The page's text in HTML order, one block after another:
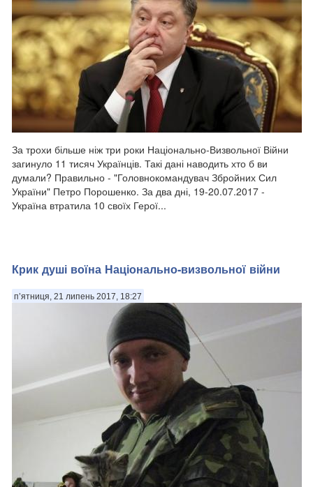
За трохи більше ніж три роки Національно-Визвольної Війни
загинуло 11 тисяч Українців. Такі дані наводить хто б ви
думали? Правильно - "Головнокомандувач Збройних Сил
України" Петро Порошенко. За два дні, 19-20.07.2017 -
Україна втратила 10 своїх Герої...
Крик душі воїна Національно-визвольної війни
п’ятниця, 21 липень 2017, 18:27